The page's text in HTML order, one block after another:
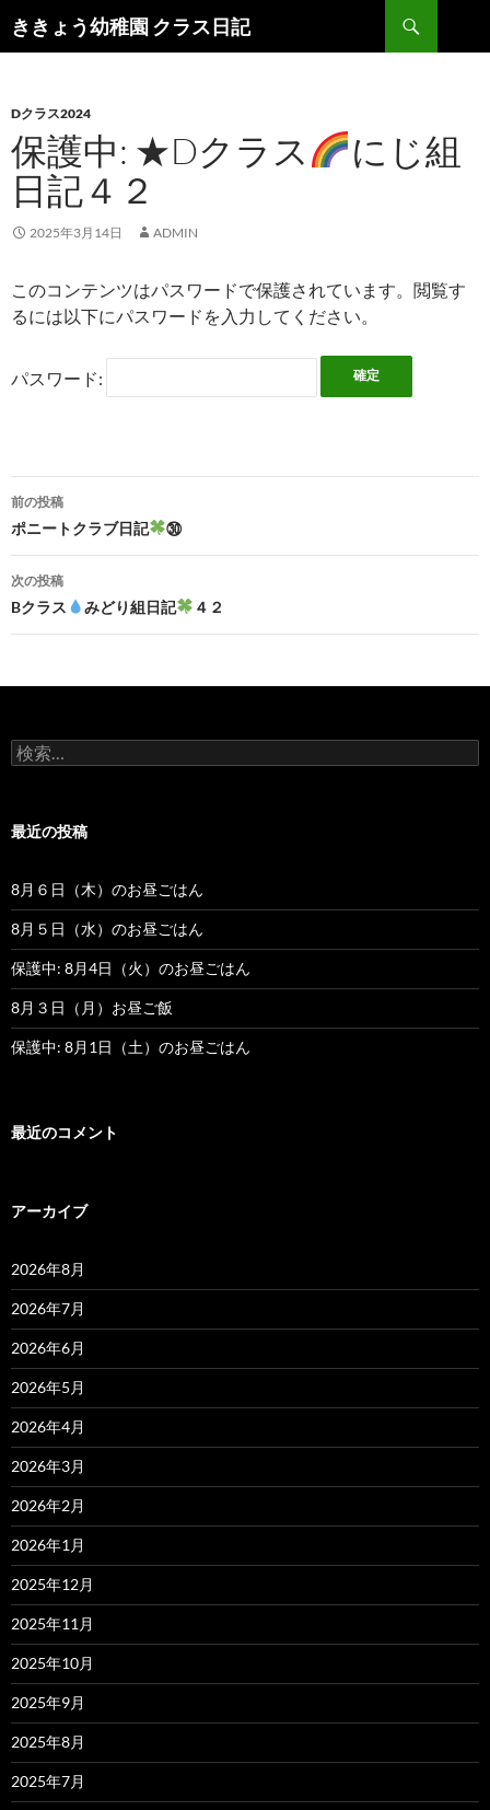
ききょう幼稚園 クラス日記
索
ン
ツ
へ
ス
キ
ッ
Dクラス2024
保護中: ★Dクラス
にじ組
日記４２
2025年3月14日 ADMIN
このコンテンツはパスワードで保護されています。閲覧す
るには以下にパスワードを入力してください。
パスワード:
投
稿
ナ
ゲ
シ
ン
前の投稿
ポニートクラブ日記 ㉚
次の投稿
Bクラス みどり組日記 ４２
検
索
最近の投稿
8月６日（木）のお昼ごはん
8月５日（水）のお昼ごはん
保護中: 8月4日（火）のお昼ごはん
8月３日（月）お昼ご飯
保護中: 8月1日（土）のお昼ごはん
最近のコメント
アーカイブ
2026年8月
2026年7月
2026年6月
2026年5月
2026年4月
2026年3月
2026年2月
2026年1月
2025年12月
2025年11月
2025年10月
2025年9月
2025年8月
2025年7月